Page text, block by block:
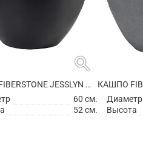
search
КАШПО FIBERSTONE JESSLYN M BLACK
60 см.
52 см.
Диаметр
Высота